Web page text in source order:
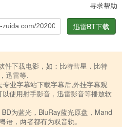
寻求帮助
迅雷BT下载
件下载电影，如：比特彗星，比特
迅雷等.
业字幕站下载字幕后,外挂字幕观
使用射手影音，迅雷影音等播放软
为蓝光，BluRay蓝光原盘，Mand
语，两者都有为双音轨。